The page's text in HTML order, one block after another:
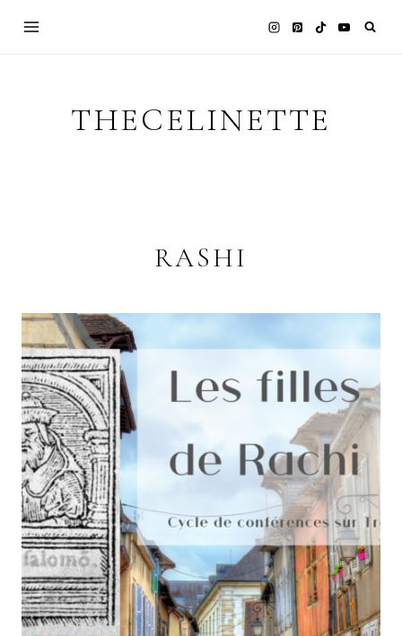
THECELINETTE
RASHI